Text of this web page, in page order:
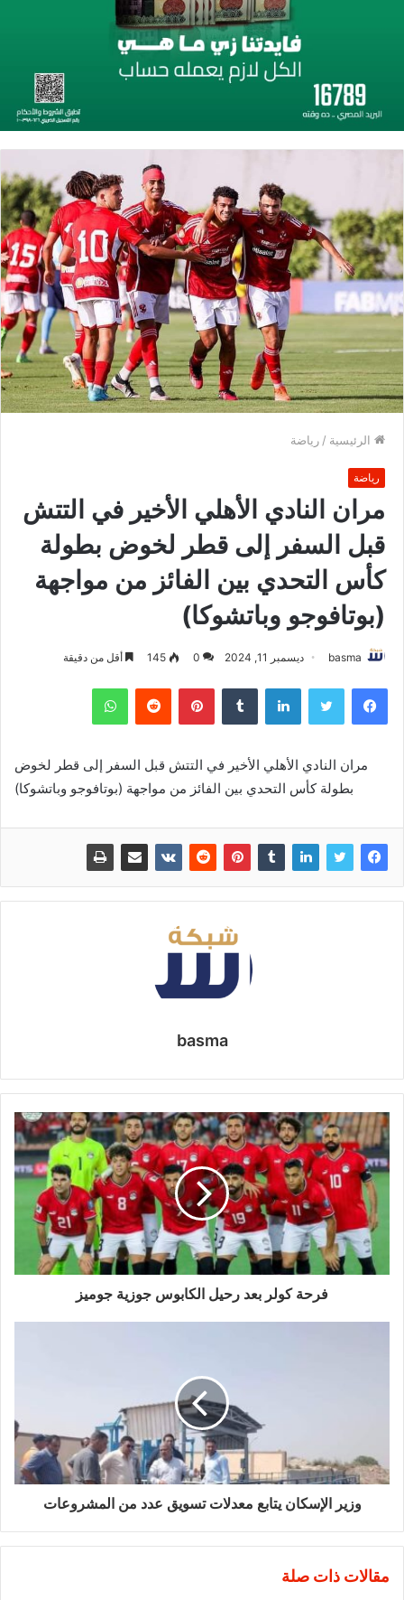
الرئيسية / رياضة
رياضة
مران النادي الأهلي الأخير في التتش
قبل السفر إلى قطر لخوض بطولة
كأس التحدي بين الفائز من مواجهة
(بوتافوجو وباتشوكا)
basma ديسمبر 11, 2024 0
145 أقل من دقيقة
فيسبوك تويتر لينكدإن بينتيريست واتساب
مران النادي الأهلي الأخير في التتش قبل السفر إلى قطر لخوض
بطولة كأس التحدي بين الفائز من مواجهة (بوتافوجو وباتشوكا)
basma
فرحة كولر بعد رحيل الكابوس جوزية جوميز
وزير الإسكان يتابع معدلات تسويق عدد من المشروعات
مقالات ذات صلة